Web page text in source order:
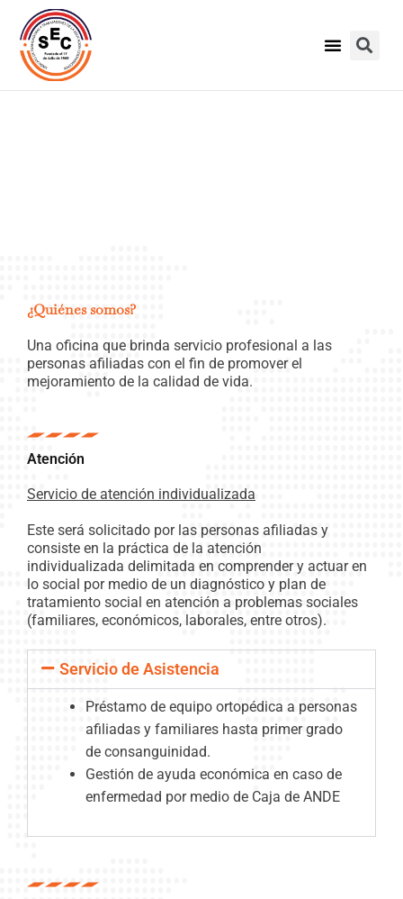
contenido
Menú
¿Quiénes somos?
Una oficina que brinda servicio profesional a las
personas afiliadas con el fin de promover el
mejoramiento de la calidad de vida.
Atención
Servicio de atención individualizada
Este será solicitado por las personas afiliadas y
consiste en la práctica de la atención
individualizada delimitada en comprender y actuar en
lo social por medio de un diagnóstico y plan de
tratamiento social en atención a problemas sociales
(familiares, económicos, laborales, entre otros).
Servicio de Asistencia
Préstamo de equipo ortopédica a personas
afiliadas y familiares hasta primer grado
de consanguinidad.
Gestión de ayuda económica en caso de
enfermedad por medio de Caja de ANDE